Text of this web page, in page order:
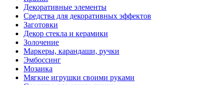
Декоративные элементы
Средства для декоративных эффектов
Заготовки
Декор стекла и керамики
Золочение
Маркеры, карандаши, ручки
Эмбоссинг
Мозаика
Мягкие игрушки своими руками